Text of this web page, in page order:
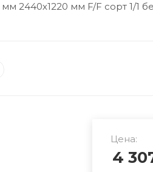
2440х1220 мм F/F сорт 1/1
Цена:
4